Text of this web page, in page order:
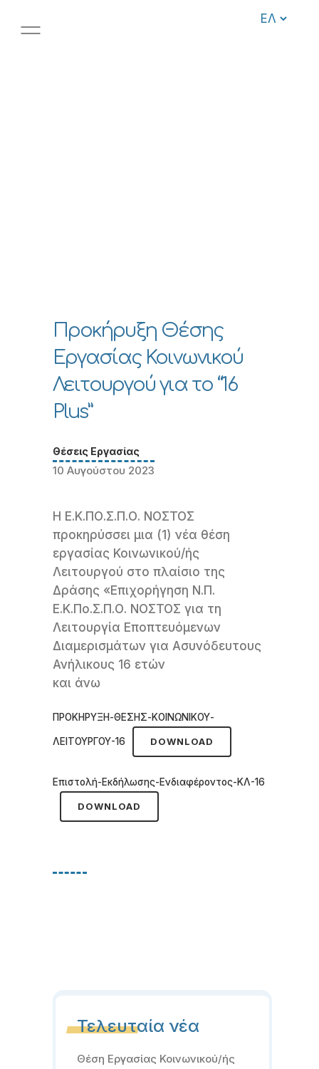
Προκήρυξη Θέσης
Εργασίας Κοινωνικού
Λειτουργού για το “16
Plus”
Θέσεις Εργασίας
10 Αυγούστου 2023
Η Ε.Κ.ΠΟ.Σ.Π.Ο. ΝΟΣΤΟΣ
προκηρύσσει μια (1) νέα θέση
εργασίας Κοινωνικού/ής
Λειτουργού στο πλαίσιο της
Δράσης «Επιχορήγηση Ν.Π.
Ε.Κ.Πο.Σ.Π.Ο. ΝΟΣΤΟΣ για τη
Λειτουργία Εποπτευόμενων
Διαμερισμάτων για Ασυνόδευτους
Ανήλικους 16 ετών
και άνω
ΠΡΟΚΗΡΥΞΗ-ΘΕΣΗΣ-ΚΟΙΝΩΝΙΚΟΥ-
ΛΕΙΤΟΥΡΓΟΥ-16 DOWNLOAD
Επιστολή-Εκδήλωσης-Ενδιαφέροντος-ΚΛ-16
DOWNLOAD
Τελευταία νέα
Θέση Εργασίας Κοινωνικού/ής